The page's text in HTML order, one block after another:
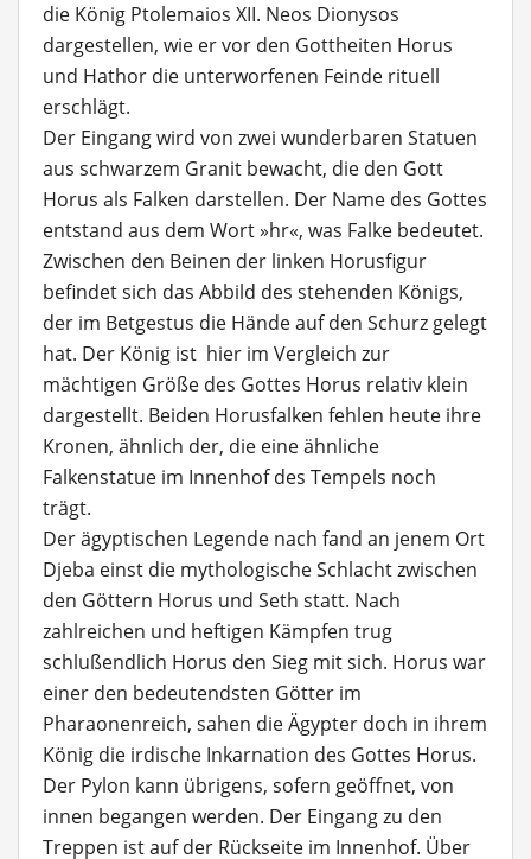
die König Ptolemaios XII. Neos Dionysos
dargestellen, wie er vor den Gottheiten Horus
und Hathor die unterworfenen Feinde rituell
erschlägt.
Der Eingang wird von zwei wunderbaren Statuen
aus schwarzem Granit bewacht, die den Gott
Horus als Falken darstellen. Der Name des Gottes
entstand aus dem Wort »hr«, was Falke bedeutet.
Zwischen den Beinen der linken Horusfigur
befindet sich das Abbild des stehenden Königs,
der im Betgestus die Hände auf den Schurz gelegt
hat. Der König ist hier im Vergleich zur
mächtigen Größe des Gottes Horus relativ klein
dargestellt. Beiden Horusfalken fehlen heute ihre
Kronen, ähnlich der, die eine ähnliche
Falkenstatue im Innenhof des Tempels noch
trägt.
Der ägyptischen Legende nach fand an jenem Ort
Djeba einst die mythologische Schlacht zwischen
den Göttern Horus und Seth statt. Nach
zahlreichen und heftigen Kämpfen trug
schlußendlich Horus den Sieg mit sich. Horus war
einer den bedeutendsten Götter im
Pharaonenreich, sahen die Ägypter doch in ihrem
König die irdische Inkarnation des Gottes Horus.
Der Pylon kann übrigens, sofern geöffnet, von
innen begangen werden. Der Eingang zu den
Treppen ist auf der Rückseite im Innenhof. Über